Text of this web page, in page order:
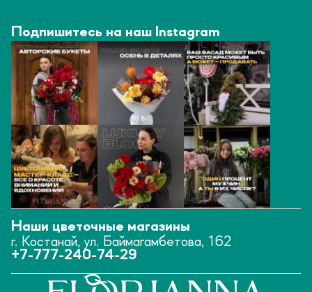
Подпишитесь на наш Instagram
Наши цветочные магазины
г. Костанай, ул. Баймагамбетова, 162
+7-777-240-74-29